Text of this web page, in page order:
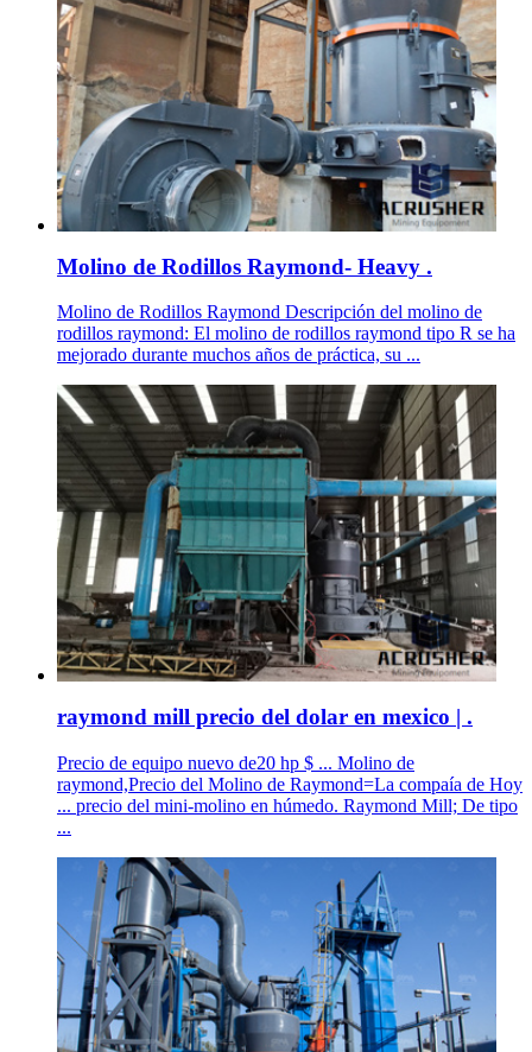
Molino de Rodillos Raymond- Heavy .
Molino de Rodillos Raymond Descripción del molino de
rodillos raymond: El molino de rodillos raymond tipo R se ha
mejorado durante muchos años de práctica, su ...
raymond mill precio del dolar en mexico | .
Precio de equipo nuevo de20 hp $ ... Molino de
raymond,Precio del Molino de Raymond=La compaía de Hoy
... precio del mini-molino en húmedo. Raymond Mill; De tipo
...